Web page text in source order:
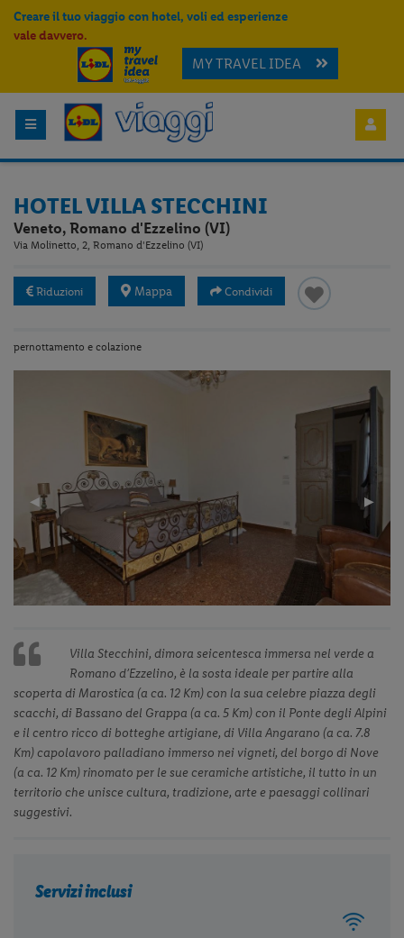
Creare il tuo viaggio con hotel, voli ed esperienze
vale davvero.
MY TRAVEL IDEA
HOTEL VILLA STECCHINI
Veneto, Romano d'Ezzelino (VI)
Via Molinetto, 2, Romano d'Ezzelino (VI)
Riduzioni Mappa Condividi
pernottamento e colazione
Previous
Slide
◀︎
Next
Slide
▶︎
Villa Stecchini, dimora seicentesca immersa nel verde a
Romano d’Ezzelino, è la sosta ideale per partire alla
scoperta di Marostica (a ca. 12 Km) con la sua celebre piazza degli
scacchi, di Bassano del Grappa (a ca. 5 Km) con il Ponte degli Alpini
e il centro ricco di botteghe artigiane, di Villa Angarano (a ca. 7.8
Km) capolavoro palladiano immerso nei vigneti, del borgo di Nove
(a ca. 12 Km) rinomato per le sue ceramiche artistiche, il tutto in un
territorio che unisce cultura, tradizione, arte e paesaggi collinari
suggestivi.
Servizi inclusi